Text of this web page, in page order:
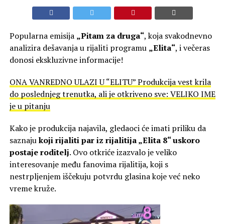
Popularna emisija „Pitam za druga“, koja svakodnevno
analizira dešavanja u rijaliti programu „Elita“, i večeras
donosi ekskluzivne informacije!
ONA VANREDNO ULAZI U “ELITU” Produkcija vest krila
do poslednjeg trenutka, ali je otkriveno sve: VELIKO IME
je u pitanju
Kako je produkcija najavila, gledaoci će imati priliku da
saznajukoji rijaliti par iz rijalitija „Elita 8“ uskoro
postaje roditelj. Ovo otkriće izazvalo je veliko
interesovanje među fanovima rijalitija, koji s
nestrpljenjem iščekuju potvrdu glasina koje već neko
vreme kruže.